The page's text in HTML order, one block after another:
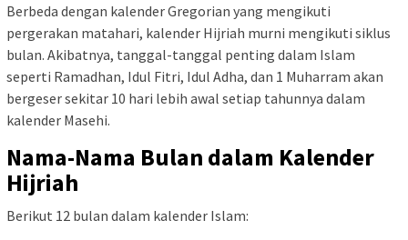
Berbeda dengan kalender Gregorian yang mengikuti
pergerakan matahari, kalender Hijriah murni mengikuti siklus
bulan. Akibatnya, tanggal-tanggal penting dalam Islam
seperti Ramadhan, Idul Fitri, Idul Adha, dan 1 Muharram akan
bergeser sekitar 10 hari lebih awal setiap tahunnya dalam
kalender Masehi.
Nama-Nama Bulan dalam Kalender
Hijriah
Berikut 12 bulan dalam kalender Islam: